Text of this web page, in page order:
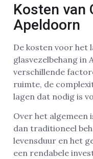
Kosten van
Apeldoorn
De kosten voor het
glasvezelbehang in
verschillende
ruimte, de
lagen dat nodig is
Over het algemeen
dan traditioneel
levensduur en het
een rendabele